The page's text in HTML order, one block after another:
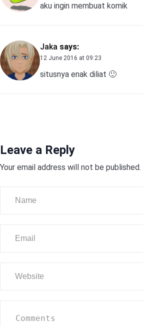
aku ingin membuat komik
Jaka says:
12 June 2016 at 09:23
situsnya enak diliat 🙂
Leave a Reply
Your email address will not be published.